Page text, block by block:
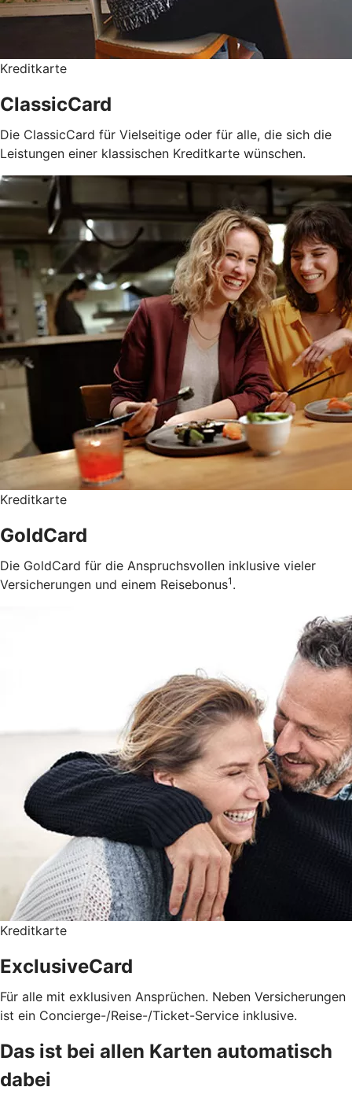
Kreditkarte
ClassicCard
Die ClassicCard für Vielseitige oder für alle, die sich die
Leistungen einer klassischen Kreditkarte wünschen.
Kreditkarte
GoldCard
Die GoldCard für die Anspruchsvollen inklusive vieler
Versicherungen und einem Reisebonus1 .
Kreditkarte
ExclusiveCard
Für alle mit exklusiven Ansprüchen. Neben Versicherungen
ist ein Concierge-/Reise-/Ticket-Service inklusive.
Das ist bei allen Karten automatisch
dabei